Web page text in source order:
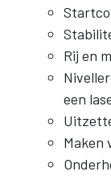
Rij en
een
Maken